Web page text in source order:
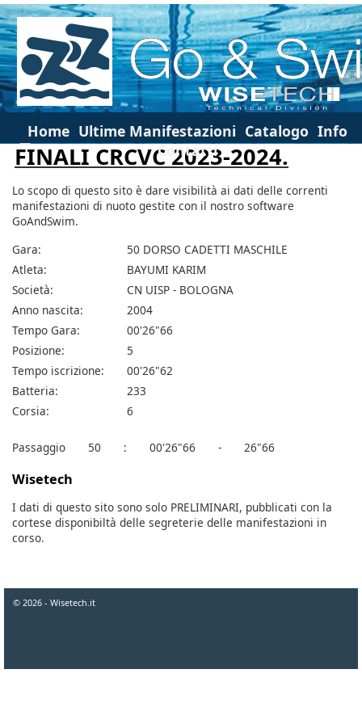
Home Ultime Manifestazioni Catalogo Info
Contatti
FINALI CRCVC 2023-2024.
Lo scopo di questo sito è dare visibilità ai dati delle correnti
manifestazioni di nuoto gestite con il nostro software
GoAndSwim.
Gara:
50 DORSO CADETTI MASCHILE
Atleta:
BAYUMI KARIM
Società:
CN UISP - BOLOGNA
Anno nascita:
2004
Tempo Gara:
00'26"66
Posizione:
5
Tempo iscrizione:
00'26"62
Batteria:
233
Corsia:
6
Passaggio 50 : 00'26"66 - 26"66
Wisetech
I dati di questo sito sono solo PRELIMINARI, pubblicati con la
cortese disponibiltà delle segreterie delle manifestazioni in
corso.
© 2026 - Wisetech.it